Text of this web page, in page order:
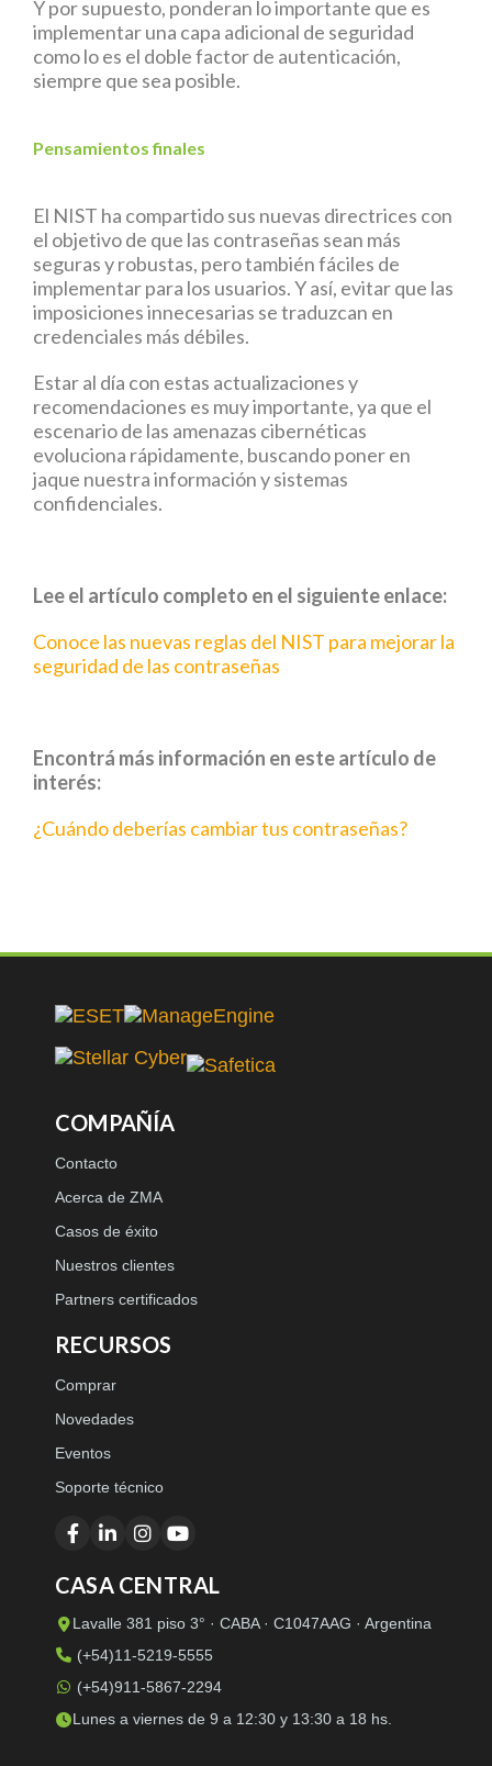
Y por supuesto, ponderan lo importante que es
implementar una capa adicional de seguridad
como lo es el doble factor de autenticación,
siempre que sea posible.
Pensamientos finales
El NIST ha compartido sus nuevas directrices con
el objetivo de que las contraseñas sean más
seguras y robustas, pero también fáciles de
implementar para los usuarios. Y así, evitar que las
imposiciones innecesarias se traduzcan en
credenciales más débiles.
Estar al día con estas actualizaciones y
recomendaciones es muy importante, ya que el
escenario de las amenazas cibernéticas
evoluciona rápidamente, buscando poner en
jaque nuestra información y sistemas
confidenciales.
Lee el artículo completo en el siguiente enlace:
Conoce las nuevas reglas del NIST para mejorar la
seguridad de las contraseñas
Encontrá más información en este artículo de
interés:
¿Cuándo deberías cambiar tus contraseñas?
COMPAÑÍA
Contacto
Acerca de ZMA
Casos de éxito
Nuestros clientes
Partners certificados
RECURSOS
Comprar
Novedades
Eventos
Soporte técnico
CASA CENTRAL
Lavalle 381 piso 3° · CABA · C1047AAG · Argentina
(+54)11-5219-5555
(+54)911-5867-2294
Lunes a viernes de 9 a 12:30 y 13:30 a 18 hs.